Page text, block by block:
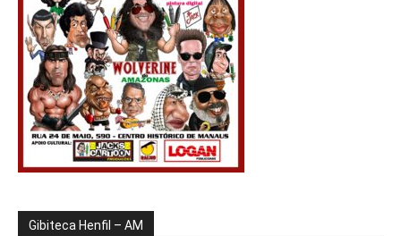
Gibiteca Henfil – AM